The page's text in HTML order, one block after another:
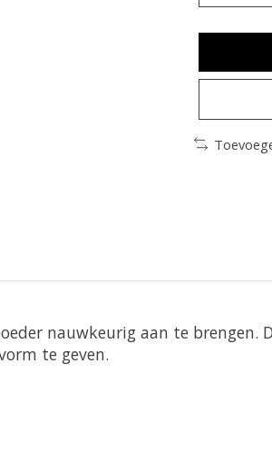
nauwkeurig aan te brengen.
te geven.